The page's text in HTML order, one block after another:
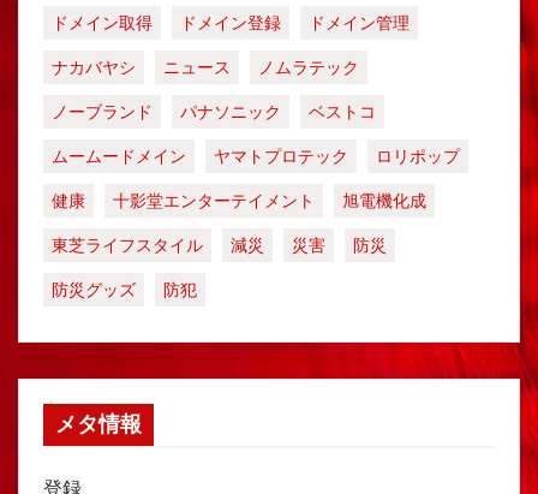
ドメイン取得
ドメイン登録
ドメイン管理
ナカバヤシ
ニュース
ノムラテック
ノーブランド
パナソニック
ベストコ
ムームードメイン
ヤマトプロテック
ロリポップ
健康
十影堂エンターテイメント
旭電機化成
東芝ライフスタイル
減災 災害
防災
防災グッズ
防犯
メタ情報